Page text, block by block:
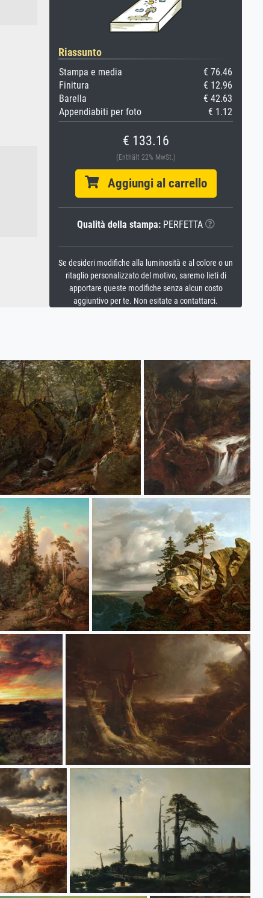
Riassunto
Stampa e media
€ 76.46
Finitura
€ 12.96
Barella
€ 42.63
Appendiabiti per foto
€ 1.12
€ 133.16
(Enthält 22% MwSt.)
Aggiungi al carrello
Qualità della stampa:PERFETTA
Se desideri modifiche alla luminosità e al colore o un
ritaglio personalizzato del motivo, saremo lieti di
apportare queste modifiche senza alcun costo
aggiuntivo per te. Non esitate a contattarci.